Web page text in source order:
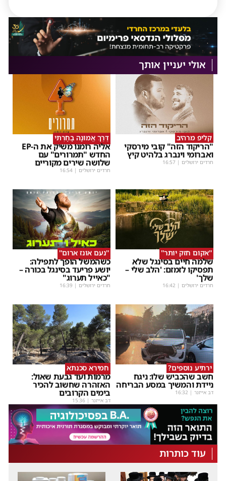
אולי יעניין אותך
קליפ מרהיב
"הריקוד הזה" קובי מירסקי
ואברומי וינברג בלהיט קיץ
חרדים ירושלים |
16:57
דֶּרֶךְ אֱמוּנָה בָחָרְתִּי
אליה רומנו משיק את ה-EP
החדש "תמרורים" עם
שלושה שירים מקוריים
חרדים ירושלים |
16:54
''אקום חזק יותר''
שלמה חיים בסינגל שלא
תפסיקו לזמזם: 'הלב שלי –
שלך'
חרדים ירושלים |
16:42
''נעם אונז ארום''
כשהמשל הופך לתפילה:
יושע פריעד בסינגל בכורה –
"כאייל תערוג"
חרדים ירושלים |
16:39
ירתיע נוספים?
חשב שהכביש שלו: ניגח
ניידת והמשיך במסע הבריחה
דב אייזנר |
16:32
חמירא סכנתא
מרמות ועד גבעת שאול:
האזהרה שחשוב להכיר
בימים הקרובים
דב אייזנר |
15:36
עוד כותרות